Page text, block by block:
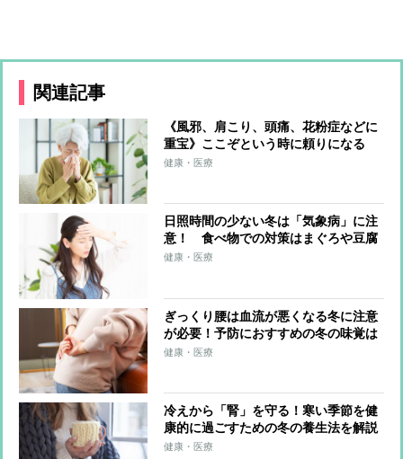
関連記事
《風邪、肩こり、頭痛、花粉症などに
重宝》ここぞという時に頼りになる
「葛根湯」 充分な効果を実感するた
健康・医療
日照時間の少ない冬は「気象病」に注
意！ 食べ物での対策はまぐろや豆腐
【医師解説】
健康・医療
ぎっくり腰は血流が悪くなる冬に注意
が必要！予防におすすめの冬の味覚は
大根や鮭
健康・医療
冷えから「腎」を守る！寒い季節を健
康的に過ごすための冬の養生法を解説
健康・医療